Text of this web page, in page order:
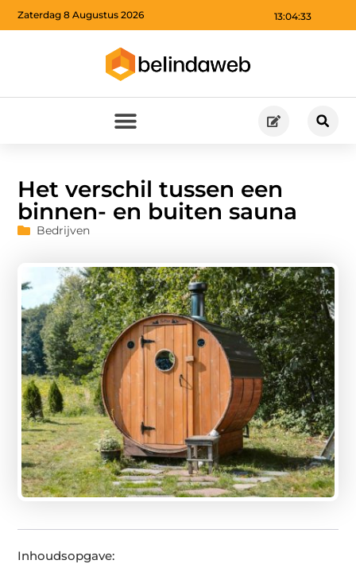
13:04:34
Zaterdag 8 Augustus 2026
Het verschil tussen een
binnen- en buiten sauna
Bedrijven
Inhoudsopgave: